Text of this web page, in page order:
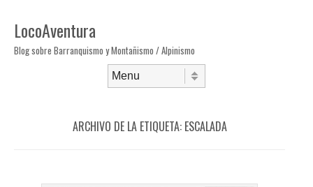
LocoAventura
Blog sobre Barranquismo y Montañismo / Alpinismo
ARCHIVO DE LA ETIQUETA: ESCALADA